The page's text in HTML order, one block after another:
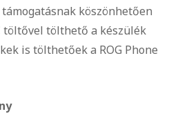
köszönhetően
töltővel tölthető a készülék
is tölthetőek a ROG Phone